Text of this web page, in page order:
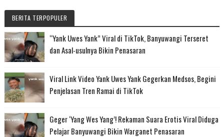
BERITA TERPOPULER
“Yank Uwes Yank” Viral di TikTok, Banyuwangi Terseret
dan Asal-usulnya Bikin Penasaran
Viral Link Video Yank Uwes Yank Gegerkan Medsos, Begini
Penjelasan Tren Ramai di TikTok
Geger ‘Yang Wes Yang’! Rekaman Suara Erotis Viral Diduga
Pelajar Banyuwangi Bikin Warganet Penasaran